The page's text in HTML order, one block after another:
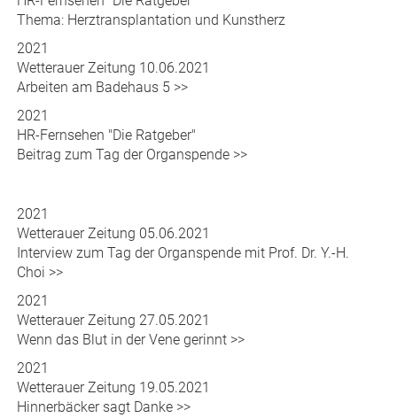
2021
Wetterauer Zeitung 29.06.2021
Abschied von Klinikseelsorger W. Hess
2021
HR-Fernsehen "Die Ratgeber"
Thema: Herztransplantation und Kunstherz
2021
Arbeiten am Badehaus 5 >>
2021
HR-Fernsehen "Die Ratgeber"
Beitrag zum Tag der Organspende >>
2021
Wetterauer Zeitung 05.06.2021
Interview zum Tag der Organspende mit Prof. Dr. Y.-H.